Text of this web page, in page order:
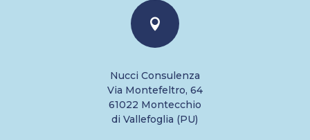

Nucci Consulenza
Via Montefeltro, 64
61022 Montecchio
di Vallefoglia (PU)